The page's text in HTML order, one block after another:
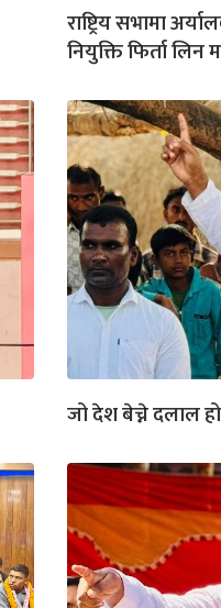
राष्ट्रिय सभामा
नियुक्ति फिर्ता लिन
जो देश बेच्ने दलाल हो,